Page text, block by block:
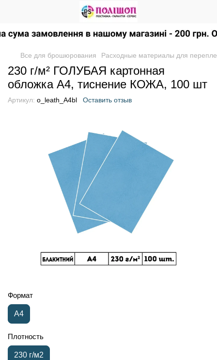
Все для брошюрования Расходные материалы для
230 г/м² ГОЛУБАЯ картонная
обложка А4, тиснение КОЖА, 100 шт
Артикул: o_leath_A4bl Оставить отзыв
Формат
А4
Плотность
230 г/м2